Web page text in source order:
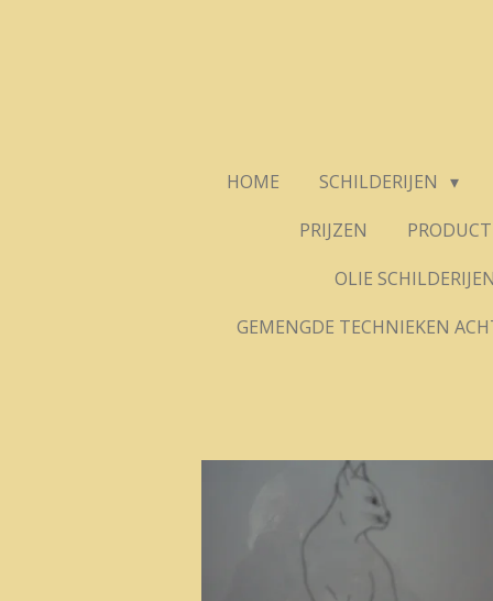
HOME
SCHILDERIJEN
PRIJZEN
OLIE
GEMENGDE TECHNIEKEN